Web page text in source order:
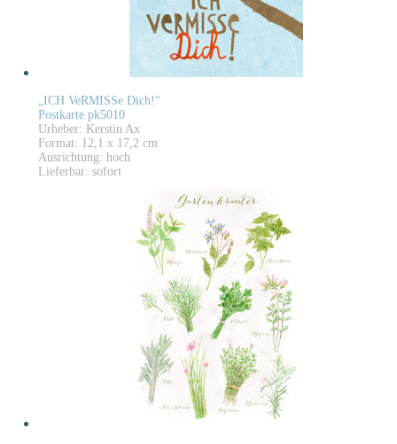
„ICH VeRMISSe Dich!“
Postkarte pk5010
Urheber: Kerstin Ax
Format: 12,1 x 17,2 cm
Ausrichtung: hoch
Lieferbar: sofort